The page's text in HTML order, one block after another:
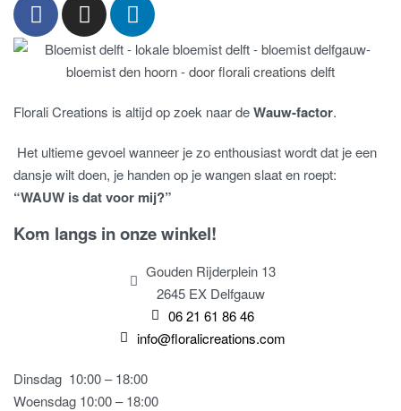
Florali Creations is altijd op zoek naar deWauw-factor.
Het ultieme gevoel wanneer je zo enthousiast wordt dat je een
dansje wilt doen, je handen op je wangen slaat en roept:
“WAUW is dat voor mij?”
Kom langs in onze winkel!
Gouden Rijderplein 13
2645 EX Delfgauw
06 21 61 86 46
info@floralicreations.com
Dinsdag 10:00 – 18:00
Woensdag 10:00 – 18:00